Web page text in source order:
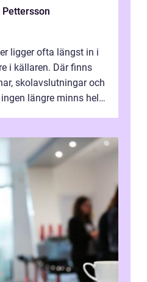
ligger ofta längst in i
i källaren. Där finns
skolavslutningar och
längre minns helt.